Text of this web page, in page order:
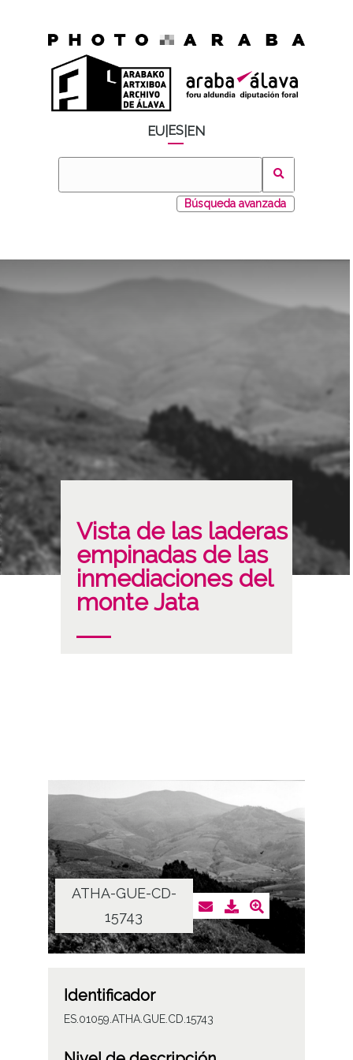
EU ES EN
Búsqueda avanzada
Vista de las laderas
empinadas de las
inmediaciones del
monte Jata
ATHA-GUE-CD-
15743
Identificador
ES.01059.ATHA.GUE.CD.15743